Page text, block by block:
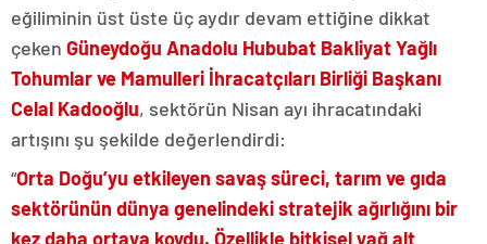
eğiliminin üst üste üç aydır devam ettiğine dikkat
çeken Güneydoğu Anadolu Hububat Bakliyat Yağlı
Tohumlar ve Mamulleri İhracatçıları Birliği Başkanı
Celal Kadooğlu, sektörün Nisan ayı ihracatındaki
artışını şu şekilde değerlendirdi:
“Orta Doğu’yu etkileyen savaş süreci, tarım ve gıda
sektörünün dünya genelindeki stratejik ağırlığını bir
kez daha ortaya koydu. Özellikle bitkisel yağ alt